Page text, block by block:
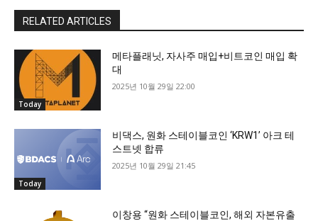
RELATED ARTICLES
Today
메타플래닛, 자사주 매입+비트코인 매입 확
대
2025년 10월 29일 22:00
Today
비댁스, 원화 스테이블코인 ‘KRW1’ 아크 테
스트넷 합류
2025년 10월 29일 21:45
이창용 “원화 스테이블코인, 해외 자본유출